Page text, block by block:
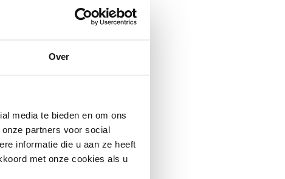
Over
media te bieden en om ons
partners voor social
informatie die u aan ze heeft
met onze cookies als u
een composieten
koelkast.
om
Daarnaast